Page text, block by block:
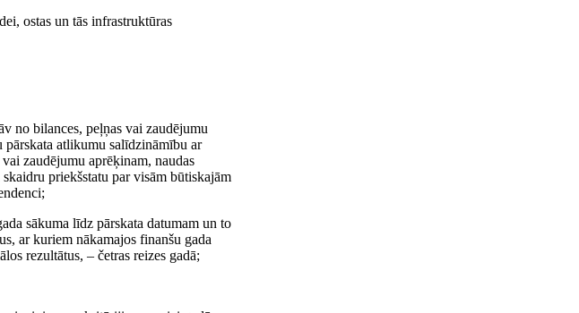
ostas un tās infrastruktūras
no bilances, peļņas vai zaudējumu
pārskata atlikumu salīdzināmību ar
zaudējumu aprēķinam, naudas
priekšstatu par visām būtiskajām
sākuma līdz pārskata datumam un to
ar kuriem nākamajos finanšu gada
rezultātus, – četras reizes gadā;